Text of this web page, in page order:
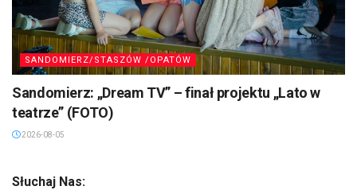
SANDOMIERZ/STASZÓW /OPATÓW
Sandomierz: „Dream TV” – finał projektu „Lato w
teatrze” (FOTO)
2026-08-05
Słuchaj Nas: